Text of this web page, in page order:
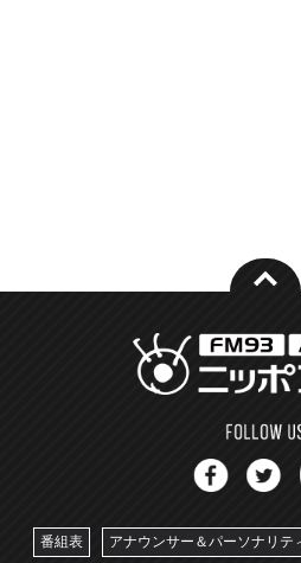
番組表 アナウンサー＆パーソナリテ